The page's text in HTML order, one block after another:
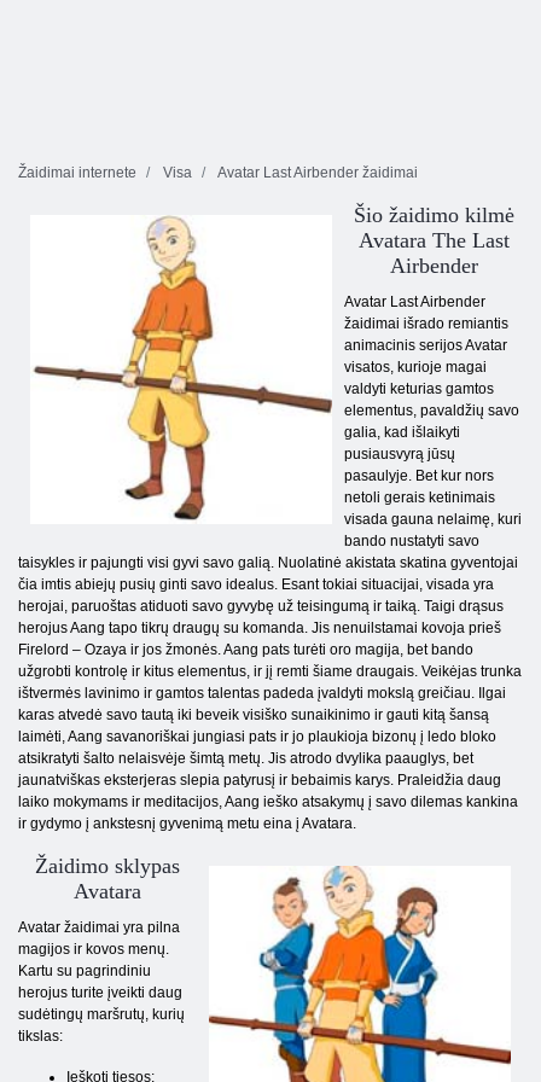
Žaidimai internete Visa Avatar Last Airbender žaidimai
Šio žaidimo kilmė
Avatara The Last
Airbender
Avatar Last Airbender
žaidimai išrado remiantis
animacinis serijos Avatar
visatos, kurioje magai
valdyti keturias gamtos
elementus, pavaldžių savo
galia, kad išlaikyti
pusiausvyrą jūsų
pasaulyje. Bet kur nors
netoli gerais ketinimais
visada gauna nelaimę, kuri
bando nustatyti savo
taisykles ir pajungti visi gyvi savo galią. Nuolatinė akistata skatina gyventojai
čia imtis abiejų pusių ginti savo idealus. Esant tokiai situacijai, visada yra
herojai, paruoštas atiduoti savo gyvybę už teisingumą ir taiką. Taigi drąsus
herojus Aang tapo tikrų draugų su komanda. Jis nenuilstamai kovoja prieš
Firelord – Ozaya ir jos žmonės. Aang pats turėti oro magija, bet bando
užgrobti kontrolę ir kitus elementus, ir jį remti šiame draugais. Veikėjas trunka
ištvermės lavinimo ir gamtos talentas padeda įvaldyti mokslą greičiau. Ilgai
karas atvedė savo tautą iki beveik visiško sunaikinimo ir gauti kitą šansą
laimėti, Aang savanoriškai jungiasi pats ir jo plaukioja bizonų į ledo bloko
atsikratyti šalto nelaisvėje šimtą metų. Jis atrodo dvylika paauglys, bet
jaunatviškas eksterjeras slepia patyrusį ir bebaimis karys. Praleidžia daug
laiko mokymams ir meditacijos, Aang ieško atsakymų į savo dilemas kankina
ir gydymo į ankstesnį gyvenimą metu eina į Avatara.
Žaidimo sklypas
Avatara
Avatar žaidimai yra pilna
magijos ir kovos menų.
Kartu su pagrindiniu
herojus turite įveikti daug
sudėtingų maršrutų, kurių
tikslas:
Ieškoti tiesos;